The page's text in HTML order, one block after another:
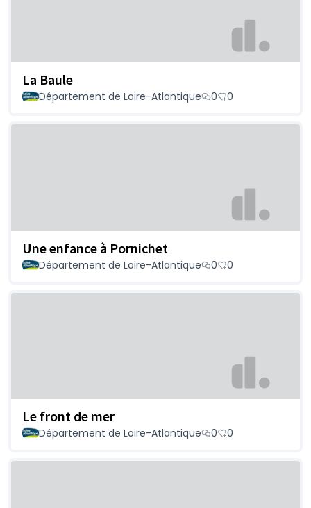
La Baule
Département de Loire-Atlantique 0 0
Une enfance à Pornichet
Département de Loire-Atlantique 0 0
Le front de mer
Département de Loire-Atlantique 0 0